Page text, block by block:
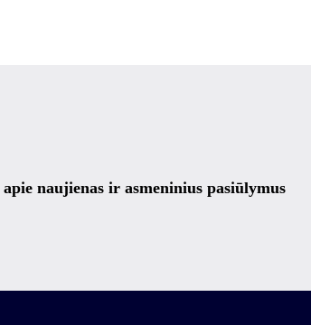
naujienas ir asmeninius pasiūlymus